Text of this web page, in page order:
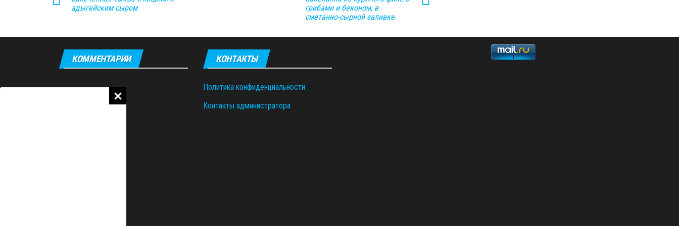
адыгейским сыром
грибами и беконом, в
сметанно-сырной заливке
КОММЕНТАРИИ КОНТАКТЫ
Политика конфиденциальности
Контакты администратора